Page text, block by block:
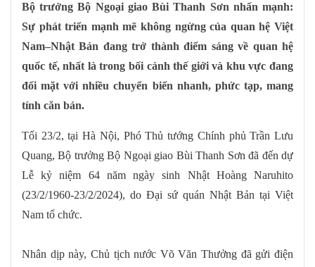
Bộ trưởng Bộ Ngoại giao Bùi Thanh Sơn nhấn mạnh:
Sự phát triển mạnh mẽ không ngừng của quan hệ Việt
Nam–Nhật Bản đang trở thành điểm sáng về quan hệ
quốc tế, nhất là trong bối cảnh thế giới và khu vực đang
đối mặt với nhiều chuyển biến nhanh, phức tạp, mang
tính căn bản.
Tối 23/2, tại Hà Nội, Phó Thủ tướng Chính phủ Trần Lưu
Quang, Bộ trưởng Bộ Ngoại giao Bùi Thanh Sơn đã đến dự
Lễ kỷ niệm 64 năm ngày sinh Nhật Hoàng Naruhito
(23/2/1960-23/2/2024), do Đại sứ quán Nhật Bản tại Việt
Nam tổ chức.
Nhân dịp này, Chủ tịch nước Võ Văn Thưởng đã gửi điện